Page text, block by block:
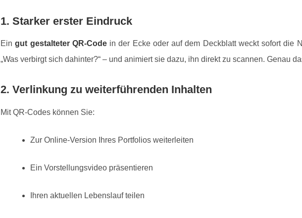
1. Starker erster Eindruck
Eingut gestalteter QR-Codein der Ecke oder auf dem Deckblatt weckt sofort die
„Was verbirgt sich dahinter?“ – und animiert sie dazu, ihn direkt zu scannen. Genau
2. Verlinkung zu weiterführenden Inhalten
Mit QR-Codes können Sie:
Zur Online-Version Ihres Portfolios weiterleiten
Ein Vorstellungsvideo präsentieren
Ihren aktuellen Lebenslauf teilen